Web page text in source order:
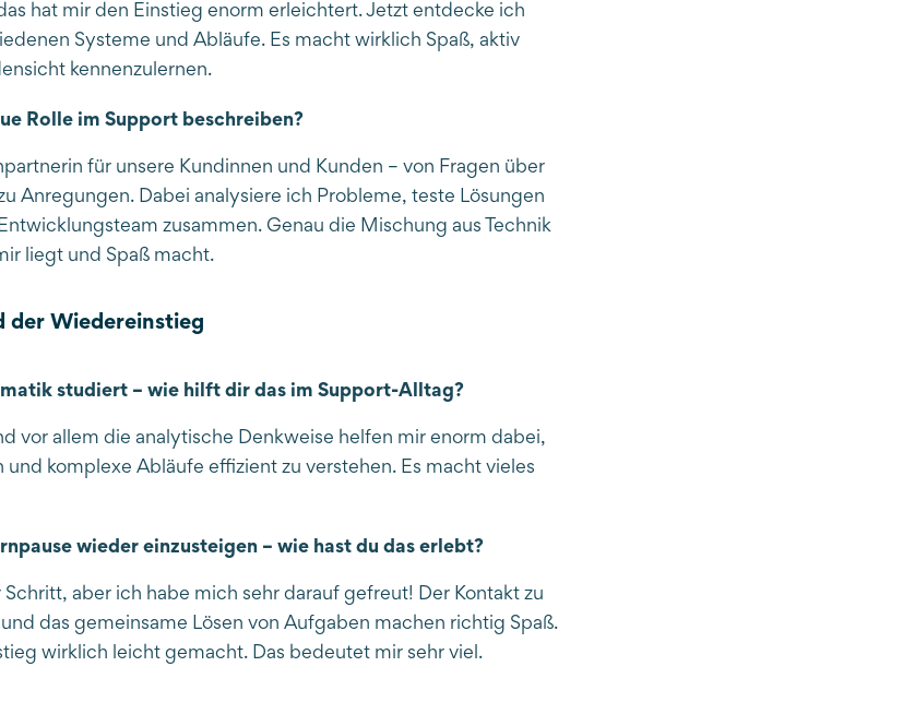
hat mir den Einstieg enorm erleichtert. Jetzt entdecke ich
Systeme und Abläufe. Es macht wirklich Spaß, aktiv
kennenzulernen.
Rolle im Support beschreiben?
für unsere Kundinnen und Kunden – von Fragen über
Anregungen. Dabei analysiere ich Probleme, teste Lösungen
zusammen. Genau die Mischung aus Technik
liegt und Spaß macht.
der Wiedereinstieg
studiert – wie hilft dir das im Support-Alltag?
vor allem die analytische Denkweise helfen mir enorm dabei,
und komplexe Abläufe effizient zu verstehen. Es macht vieles
wieder einzusteigen – wie hast du das erlebt?
aber ich habe mich sehr darauf gefreut! Der Kontakt zu
das gemeinsame Lösen von Aufgaben machen richtig Spaß.
wirklich leicht gemacht. Das bedeutet mir sehr viel.